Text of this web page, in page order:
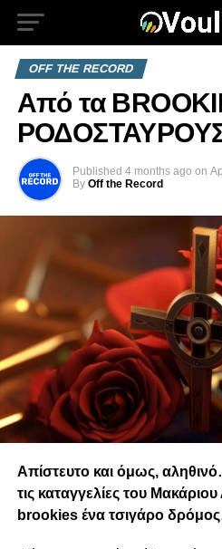
OFF THE RECORD
Από τα
Published 4 months ago on
By Off the Record
Απίστευτο και όμως,
τις καταγγελίες του
brookies ένα τσιγάρο